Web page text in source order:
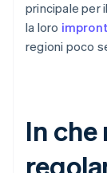
principale per
la loro
regioni poco
In che